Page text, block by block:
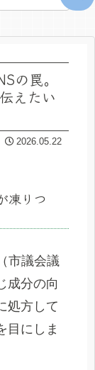
の罠。
えたい
2026.05.22
凍りつ
市議会議
成分の向
処方して
目にしま